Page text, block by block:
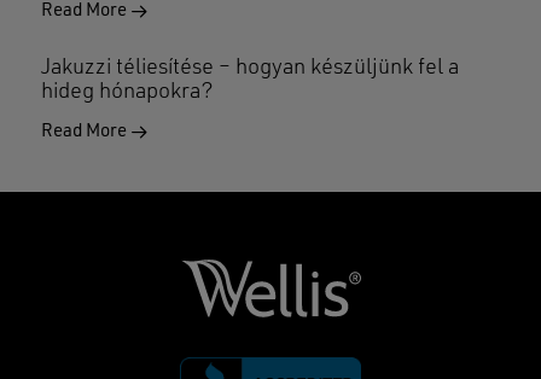
Read More
Jakuzzi téliesítése – hogyan készüljünk fel a
hideg hónapokra?
Read More